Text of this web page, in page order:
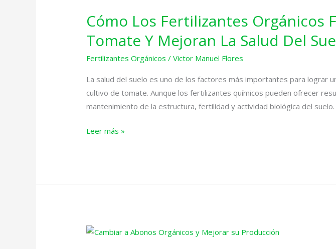
Cómo Los Fertilizantes Orgánicos
Tomate Y Mejoran La Salud Del
Fertilizantes Orgánicos /Victor Manuel Flores
La salud del suelo es uno de los factores más importantes para lograr
cultivo de tomate. Aunque los fertilizantes químicos pueden ofrecer
mantenimiento de la estructura, fertilidad y actividad biológica del
Fertilizantes
Favorecen
El
Mejoran
Leer más »
5